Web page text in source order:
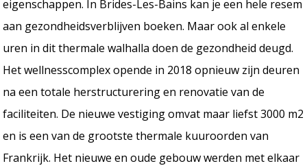
eigenschappen. In Brides-Les-Bains kan je een hele resem
aan gezondheidsverblijven boeken. Maar ook al enkele
uren in dit thermale walhalla doen de gezondheid deugd.
Het wellnesscomplex opende in 2018 opnieuw zijn deuren
na een totale herstructurering en renovatie van de
faciliteiten. De nieuwe vestiging omvat maar liefst 3000 m2
en is een van de grootste thermale kuuroorden van
Frankrijk. Het nieuwe en oude gebouw werden met elkaar